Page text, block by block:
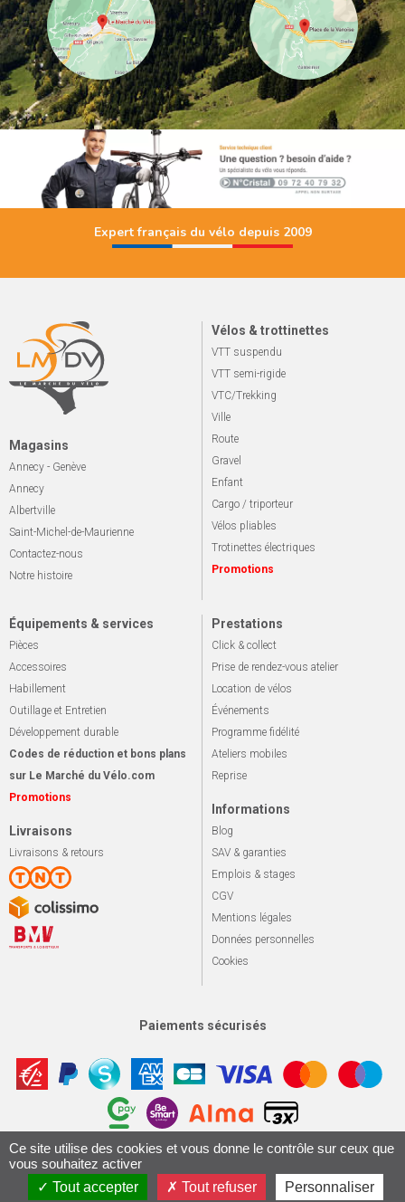
Expert français du vélo depuis 2009
Magasins
Annecy - Genève
Annecy
Albertville
Saint-Michel-de-Maurienne
Contactez-nous
Notre histoire
Vélos & trottinettes
VTT suspendu
VTT semi-rigide
VTC/Trekking
Ville
Route
Gravel
Enfant
Cargo / triporteur
Vélos pliables
Trotinettes électriques
Promotions
Équipements & services
Pièces
Accessoires
Habillement
Outillage et Entretien
Développement durable
Codes de réduction et bons plans
sur Le Marché du Vélo.com
Promotions
Livraisons
Livraisons & retours
Prestations
Click & collect
Prise de rendez-vous atelier
Location de vélos
Événements
Programme fidélité
Ateliers mobiles
Reprise
Informations
Blog
SAV & garanties
Emplois & stages
CGV
Mentions légales
Données personnelles
Cookies
Paiements sécurisés
© 2026 Le marché du vélo
Apotekisto,
Conception & Réalisation 161.io
Ce site utilise des cookies et vous donne le contrôle sur ceux que
vous souhaitez activer
Tout accepter
Tout refuser Personnaliser